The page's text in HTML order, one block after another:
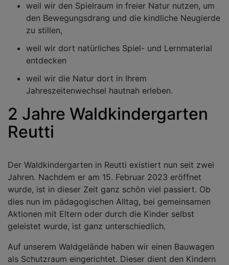
weil wir den Spielraum in freier Natur nutzen, um
den Bewegungsdrang und die kindliche Neugierde
zu stillen,
weil wir dort natürliches Spiel- und Lernmaterial
entdecken
weil wir die Natur dort in Ihrem
Jahreszeitenwechsel hautnah erleben.
2 Jahre Waldkindergarten
Reutti
Der Waldkindergarten in Reutti existiert nun seit zwei
Jahren. Nachdem er am 15. Februar 2023 eröffnet
wurde, ist in dieser Zeit ganz schön viel passiert. Ob
dies nun im pädagogischen Alltag, bei gemeinsamen
Aktionen mit Eltern oder durch die Kinder selbst
geleistet wurde, ist ganz unterschiedlich.
Auf unserem Waldgelände haben wir einen Bauwagen
als Schutzraum eingerichtet. Dieser dient den Kindern